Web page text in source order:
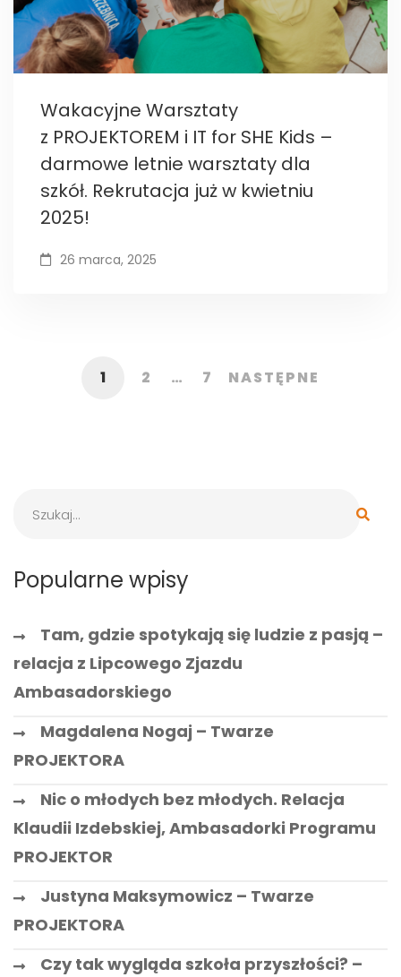
Wakacyjne Warsztaty
z PROJEKTOREM i IT for SHE Kids –
darmowe letnie warsztaty dla
szkół. Rekrutacja już w kwietniu
2025!
26 marca, 2025
1 2 … 7 NASTĘPNE
Popularne wpisy
Tam, gdzie spotykają się ludzie z pasją –
relacja z Lipcowego Zjazdu
Ambasadorskiego
Magdalena Nogaj – Twarze
PROJEKTORA
Nic o młodych bez młodych. Relacja
Klaudii Izdebskiej, Ambasadorki Programu
PROJEKTOR
Justyna Maksymowicz – Twarze
PROJEKTORA
Czy tak wygląda szkoła przyszłości? –